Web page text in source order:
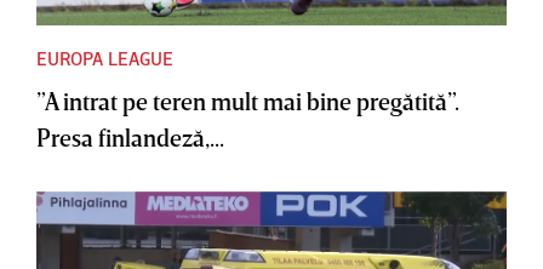
EUROPA LEAGUE
”A intrat pe teren mult mai bine pregătită”.
Presa finlandeză,...